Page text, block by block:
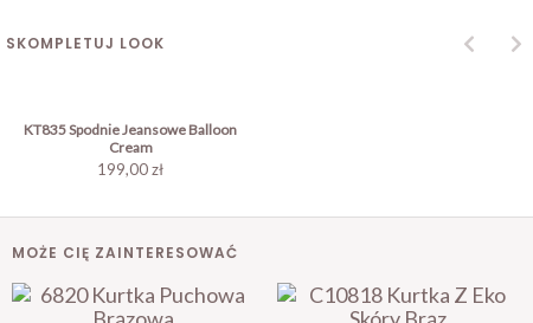
SKOMPLETUJ LOOK
KT835 Spodnie Jeansowe Balloon
Cream
199,00 zł
MOŻE CIĘ ZAINTERESOWAĆ